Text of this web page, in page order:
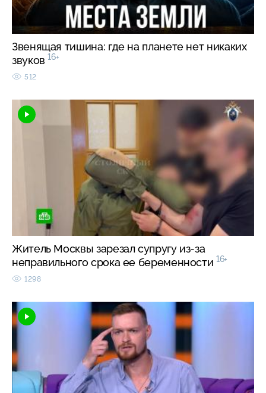
Звенящая тишина: где на планете нет никаких
звуков 16+
512
Житель Москвы зарезал супругу из-за
неправильного срока ее беременности 16+
1298